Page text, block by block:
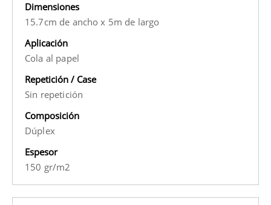
Dimensiones
15.7cm de ancho x 5m de largo
Aplicación
Cola al papel
Repetición / Case
Sin repetición
Composición
Dúplex
Espesor
150 gr/m2